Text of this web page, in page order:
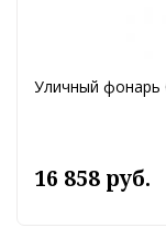
Уличный фонарь
16 858 руб.